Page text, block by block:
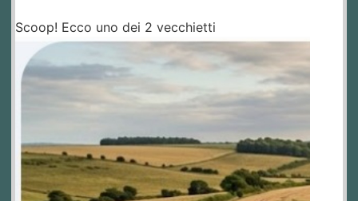
Scoop! Ecco uno dei 2 vecchietti